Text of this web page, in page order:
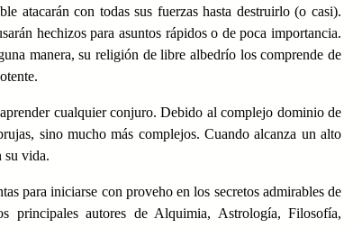
atacarán con todas sus fuerzas hasta destruirlo (o casi).
hechizos para asuntos rápidos o de poca importancia.
manera, su religión de libre albedrío los comprende de
cualquier conjuro. Debido al complejo dominio de
sino mucho más complejos. Cuando alcanza un alto
su vida.
para iniciarse con proveho en los secretos admirables de
principales autores de Alquimia, Astrología, Filosofía,